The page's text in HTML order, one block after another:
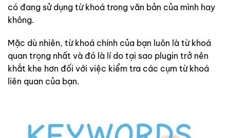
có đang sử dụng từ khoá trong văn bản của mình hay
không.
Mặc dù nhiên, từ khoá chính của bạn luôn là từ khoá
quan trọng nhất và đó là lí do tại sao plugin trở nên
khắt khe hơn đối với việc kiểm tra các cụm từ khoá
liên quan của bạn.